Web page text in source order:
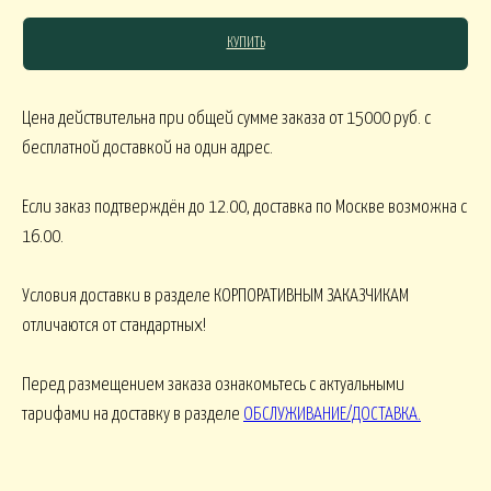
ГОРШЕЧНЫЕ
НГ ЁЛКИ БОЛЬШИЕ
НГ ЁЛОЧКИ
НГ
НГ настольные ДО 15000
В НАЛИЧИИ
В МАРТИННИЦЕ
КУПИТЬ
Цена действительна при общей сумме заказа от 15000 руб. с
бесплатной доставкой на один адрес.
Если заказ подтверждён до 12.00, доставка по Москве возможна с
16.00.
Условия доставки в разделе КОРПОРАТИВНЫМ ЗАКАЗЧИКАМ
отличаются от стандартных!
Перед размещением заказа ознакомьтесь с актуальными
тарифами на доставку в разделе ОБСЛУЖИВАНИЕ/ДОСТАВКА.